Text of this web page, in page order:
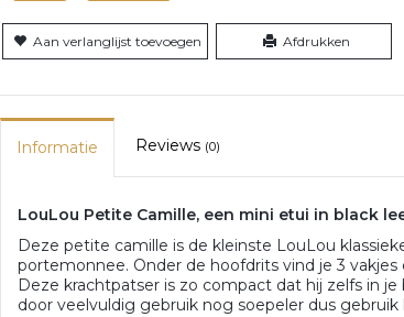
Aan verlanglijst toevoegen Afdrukken
Informatie Reviews (0)
LouLou Petite Camille, een mini etui in black
Deze petite camille is de kleinste LouLou
portemonnee. Onder de hoofdrits vind je 3
Deze krachtpatser is zo compact dat hij zelfs in
door veelvuldig gebruik nog soepeler dus gebruik